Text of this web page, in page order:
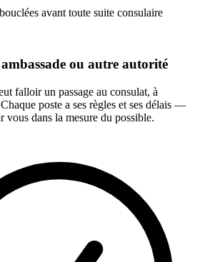
avant toute suite consulaire
ou autre autorité
falloir un passage au consulat, à
poste a ses règles et ses délais —
vous dans la mesure du possible.